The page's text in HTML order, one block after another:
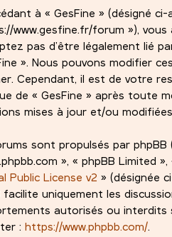
à « GesFine » (désigné
www.gesfine.fr/forum »),
pas d’être légalement lié
». Nous pouvons modifier
Cependant, il est de votre
de « GesFine » après toute
mises à jour et/ou
sont propulsés par phpBB
», « phpBB Limited
Public License v2 » (désignée
facilite uniquement les
autorisés ou interdits
:https://www.phpbb.com/.